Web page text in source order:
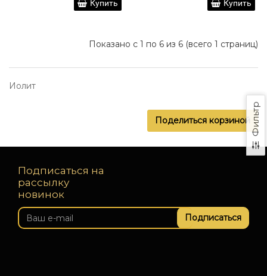
Фильтр
Купить Купить
Показано с 1 по 6 из 6 (всего 1 страниц)
Иолит
Поделиться корзиной
Подписаться на
рассылку
новинок
Подписаться